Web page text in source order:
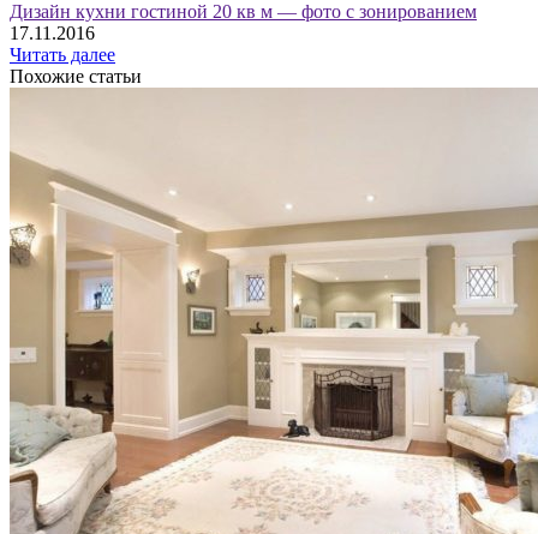
Дизайн кухни гостиной 20 кв м — фото с зонированием
17.11.2016
Читать далее
Похожие статьи